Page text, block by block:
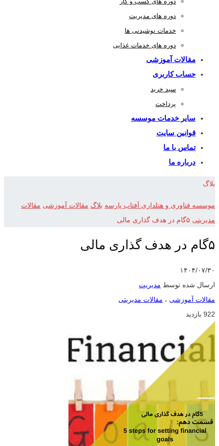
دوره های مدیریت
خدمات نوشیدنی ها
دوره های خدمات غذایی
مقالات آموزشی
حساب کاربری
سبد خرید
پرداخت
سایر خدمات موسسه
قوانین سایت
تماس با ما
درباره ما
بلاگ
موسسه فناوری و هتلداری آفتاب پارسه بلاگ مقالات آموزشی مقالات
مدیریتی ۵گام در هدف گذاری مالی
۵گام در هدف گذاری مالی
۱۴۰۴/۰۷/۳۰
ارسال شده توسط مدیریت
مقالات آموزشی ، مقالات مدیریتی
922 بازدید